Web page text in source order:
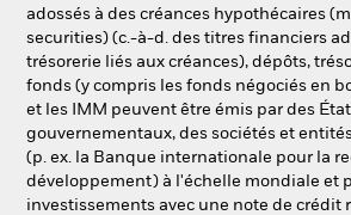
adossés à des créances hypothécaires
securities) (c.-à-d. des titres financiers
trésorerie liés aux créances), dépôts,
fonds (y compris les fonds négociés en
et les IMM peuvent être émis par des
gouvernementaux, des sociétés et
(p. ex. la Banque internationale pour la
développement) à l'échelle mondiale et
investissements avec une note de crédit